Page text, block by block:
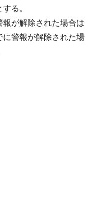
る。
解除された場合は
報が解除された